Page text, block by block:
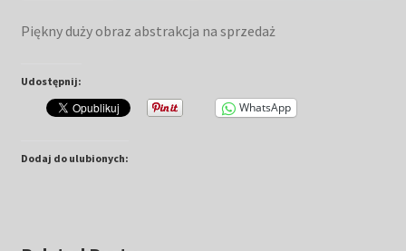
Piękny duży obraz abstrakcja na sprzedaż
Udostępnij:
WhatsApp
Dodaj do ulubionych: